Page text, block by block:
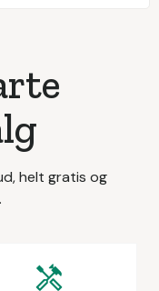
helt gratis og